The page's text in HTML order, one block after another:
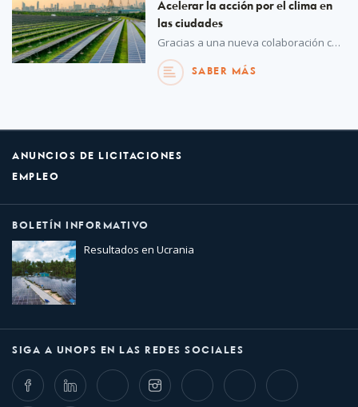
Acelerar la acción por el clima en
las ciudades
Gracias a una nueva colaboración con la Comisión Europea, UNOPS prestará apoyo operacional esencial al Pacto Mundial de Alcaldes por el Clima y la Energía, ayudando a más de 13.500 ciudades a hacer realidad sus objetivos ambientales.
SABER MÁS
ANUNCIOS DE LICITACIONES
EMPLEO
BOLETÍN INFORMATIVO
Resultados en Ucrania
SIGA A UNOPS EN LAS REDES SOCIALES
FacebookLinkedIn Twitter InstagramWhatsappBluesky Threads